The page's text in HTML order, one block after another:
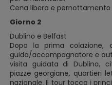
Cena libera e
Giorno 2
Dublino e Belfast
Dopo la prima
guida/accompagnatore e
visita guidata di Dublino,
piazze georgiane, quartieri
nazionale. Il tour tocca i